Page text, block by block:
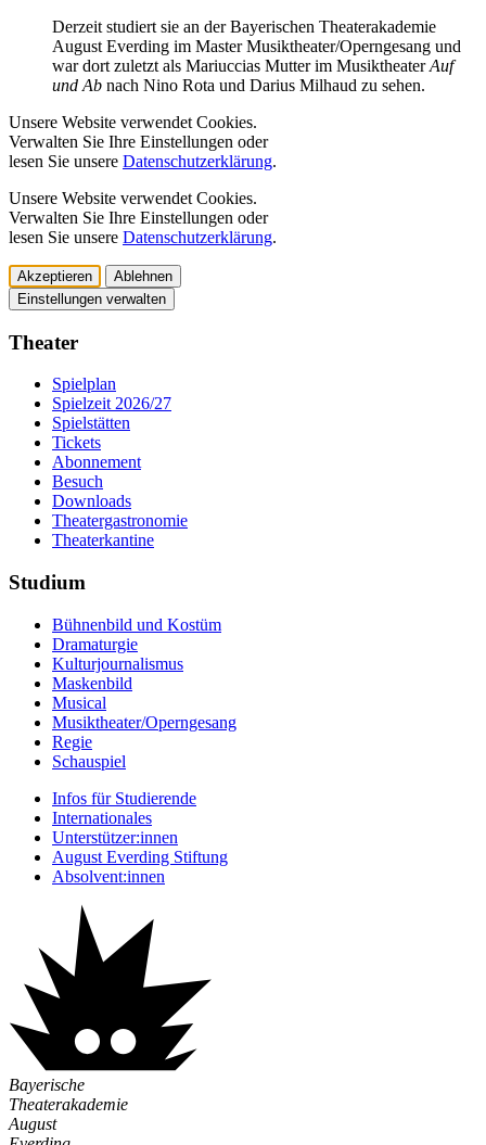
Derzeit studiert sie an der Bayerischen Theaterakademie
August Everding im Master Musiktheater/Operngesang und
war dort zuletzt als Mariuccias Mutter im MusiktheaterAuf
und Ab nach Nino Rota und Darius Milhaud zu sehen.
Unsere Website verwendet Cookies.
Verwalten Sie Ihre Einstellungen oder
lesen Sie unsere Datenschutzerklärung.
Unsere Website verwendet Cookies.
Verwalten Sie Ihre Einstellungen oder
lesen Sie unsere Datenschutzerklärung.
Akzeptieren
Ablehnen
Einstellungen verwalten
Theater
Spielplan
Spielzeit 2026/27
Spielstätten
Tickets
Abonnement
Besuch
Downloads
Theatergastronomie
Theaterkantine
Studium
Bühnenbild und Kostüm
Dramaturgie
Kulturjournalismus
Maskenbild
Musical
Musiktheater/­Operngesang
Regie
Schauspiel
Infos für Studierende
Internationales
Unterstützer:innen
August Everding Stiftung
Absolvent:innen
Bayerische
Theaterakademie
August